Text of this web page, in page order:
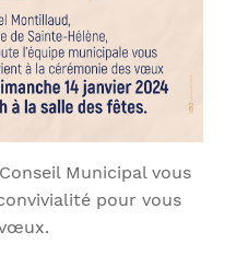
Municipal vous
pour vous